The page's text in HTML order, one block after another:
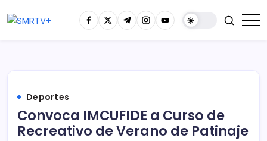
Deportes
Convoca IMCUFIDE a Curso de
Recreativo de Verano de Patinaje